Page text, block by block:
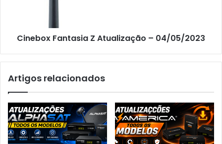
Cinebox Fantasia Z Atualização – 04/05/2023
Artigos relacionados